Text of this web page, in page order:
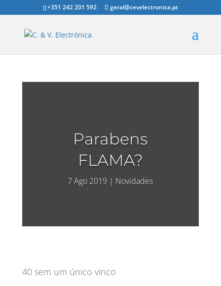
+351 242 201 592 geral@cevelectronica.pt
Parabens
FLAMA?
7 Ago 2019 Novidades
40 sem um único vinco